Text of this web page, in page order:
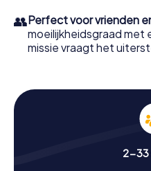
👥Perfect voor vrienden
moeilijkheidsgraad met
missie vraagt het
2-33